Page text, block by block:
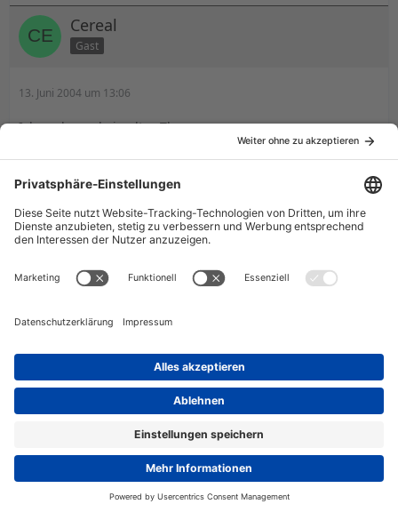
Cereal
Gast
13. Juni 2004 um 13:06
Ich grabe mal ein altes Thema aus...
Ich werde demnächst eine Email an RTL schreiben mit der
bitte KR nochmals im nächsten halben oder nächsten Jahr
zu senden.
Vielleicht habe ich glück... werde ein GB einrichten wo ihr
euch einschreiben könnt mit eurem name damit ich denen
eine Liste mit Fans vorlegen kann wo das dann auch sehen
Datenschutzerklärung Impressum
Community-Software: WoltLab Suite™ 6.2.4